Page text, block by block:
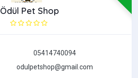
Ödül Pet Shop
05414740094
odulpetshop@gmail.com